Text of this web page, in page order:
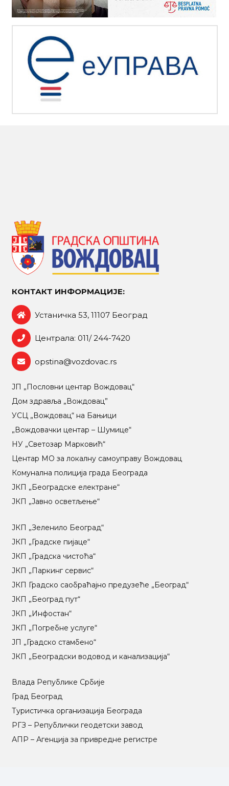
КОНТАКТ ИНФОРМАЦИЈЕ:
Устаничка 53, 11107 Београд
Централа: 011/ 244-7420
opstina@vozdovac.rs
ЈП „Пословни центар Вождовац“
Дом здравља „Вождовац”
УСЦ „Вождовац“ на Бањици
„Вождовачки центар – Шумице“
НУ „Светозар Марковић“
Центар МO за локалну самоуправу Вождовац
Комунална полиција града Београда
ЈКП „Београдске електране“
ЈКП „Јавно осветљење“
ЈКП „Зеленило Београд“
ЈКП „Градске пијаце“
ЈКП „Градска чистоћа“
ЈКП „Паркинг сервис“
ЈКП Градско саобраћајно предузеће „Београд“
ЈКП „Београд пут“
ЈКП „Инфостан“
ЈКП „Погребне услуге“
ЈП „Градско стамбено“
ЈКП „Београдски водовод и канализација“
Влада Републике Србије
Град Београд
Туристичка организација Београда
РГЗ – Републички геодетски завод
АПР – Агенција за привредне регистре